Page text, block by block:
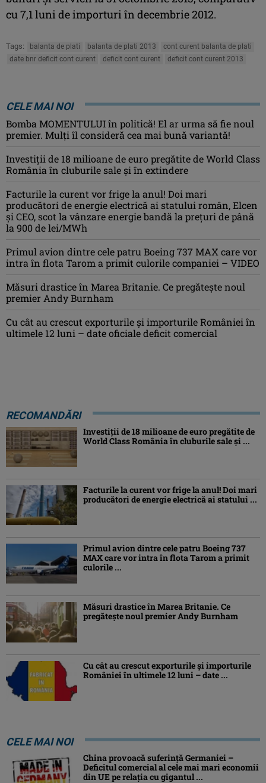
cu 7,1 luni de importuri în decembrie 2012.
Tags: balanta de plati balanta de plati 2013
cont curent balanta de plati
date bnr deficit cont curent
deficit cont curent deficit cont curent 2013
CELE MAI NOI
Bomba MOMENTULUI în politică! El ar urma să fie noul
premier. Mulți îl consideră cea mai bună variantă!
Investiţii de 18 milioane de euro pregătite de World Class
România în cluburile sale şi în extindere
Facturile la curent vor frige la anul! Doi mari
producători de energie electrică ai statului român, Elcen
și CEO, scot la vânzare energie bandă la prețuri de până
la 900 de lei/MWh
Primul avion dintre cele patru Boeing 737 MAX care vor
intra în flota Tarom a primit culorile companiei – VIDEO
Măsuri drastice în Marea Britanie. Ce pregăteşte noul
premier Andy Burnham
Cu cât au crescut exporturile şi importurile României în
ultimele 12 luni – date oficiale deficit comercial
RECOMANDĂRI
Investiţii de 18 milioane de euro pregătite de
World Class România în cluburile sale şi ...
Facturile la curent vor frige la anul! Doi mari
producători de energie electrică ai statului ...
Primul avion dintre cele patru Boeing 737
MAX care vor intra în flota Tarom a primit
culorile ...
Măsuri drastice în Marea Britanie. Ce
pregăteşte noul premier Andy Burnham
Cu cât au crescut exporturile şi importurile
României în ultimele 12 luni – date ...
CELE MAI NOI
China provoacă suferinţă Germaniei –
Deficitul comercial al cele mai mari economii
din UE pe relaţia cu gigantul ...